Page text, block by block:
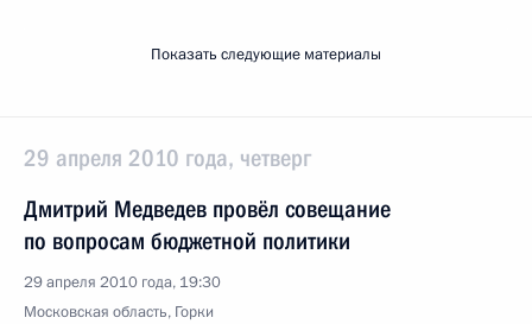
Показать следующие материалы
29 апреля 2010 года, четверг
Дмитрий Медведев провёл совещание
по вопросам бюджетной политики
29 апреля 2010 года, 19:30
Московская область, Горки